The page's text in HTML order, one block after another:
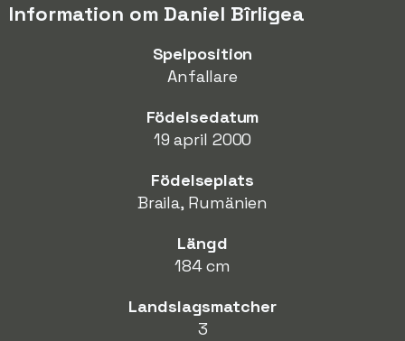
Information om Daniel Bîrligea
Spelposition
Anfallare
Födelsedatum
19 april 2000
Födelseplats
Braila, Rumänien
Längd
184 cm
Landslagsmatcher
3